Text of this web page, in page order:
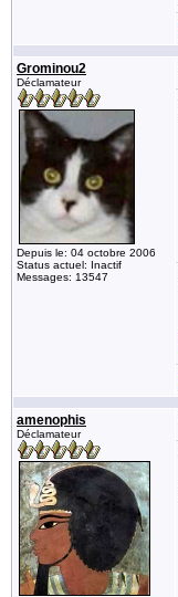
Grominou2
Déclamateur
Depuis le: 04 octobre 2006
Status actuel: Inactif
Messages: 13547
amenophis
Déclamateur